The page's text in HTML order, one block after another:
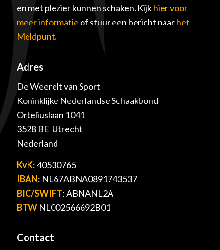
en met plezier kunnen schaken. Kijkhier voor
meer informatie of stuur een bericht naarhet
Meldpunt.
Adres
De Weerelt van Sport
Koninklijke Nederlandse Schaakbond
Orteliuslaan 1041
3528 BE Utrecht
Nederland
KvK: 40530765
IBAN: NL67ABNA0891743537
BIC/SWIFT: ABNANL2A
BTWNL002566692B01
Contact